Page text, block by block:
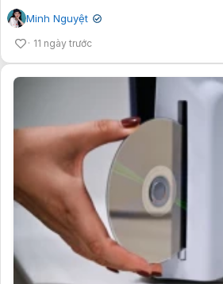
Minh Nguyệt ✔
11 ngày trước